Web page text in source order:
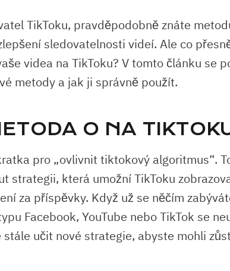
TikToku, pravděpodobně znáte
sledovatelnosti videí. Ale co
videa na TikToku? V tomto článku se
metody a jak ji správně použít.
O NA
pro „ovlivnit tiktokový algoritmus“.
strategii, která umožní TikToku
za příspěvky. Když už se něčím
Facebook, YouTube nebo TikTok se
učit nové strategie, abyste mohli